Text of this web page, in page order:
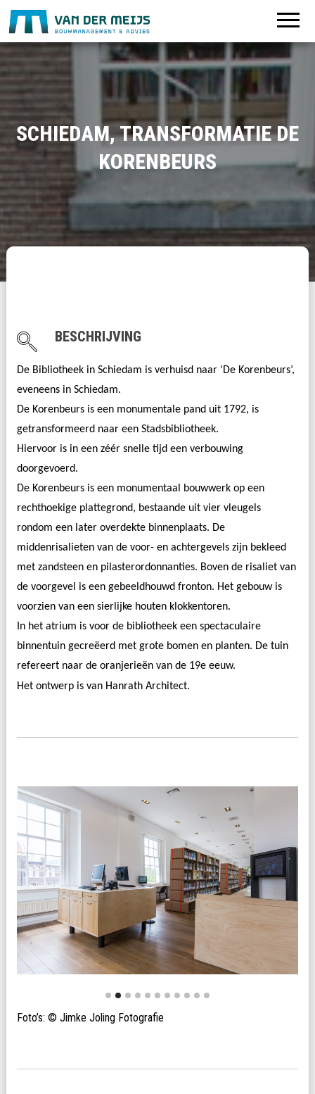
SCHIEDAM, TRANSFORMATIE DE
KORENBEURS
BESCHRIJVING
De Bibliotheek in Schiedam is verhuisd naar ‘De Korenbeurs’,
eveneens in Schiedam.
De Korenbeurs is een monumentale pand uit 1792, is
getransformeerd naar een Stadsbibliotheek.
Hiervoor is in een zéér snelle tijd een verbouwing
doorgevoerd.
De Korenbeurs is een monumentaal bouwwerk op een
rechthoekige plattegrond, bestaande uit vier vleugels
rondom een later overdekte binnenplaats. De
middenrisalieten van de voor- en achtergevels zijn bekleed
met zandsteen en pilasterordonnanties. Boven de risaliet van
de voorgevel is een gebeeldhouwd fronton. Het gebouw is
voorzien van een sierlijke houten klokkentoren.
In het atrium is voor de bibliotheek een spectaculaire
binnentuin gecreëerd met grote bomen en planten. De tuin
refereert naar de oranjerieën van de 19e eeuw.
Het ontwerp is van Hanrath Architect.
Foto’s: © Jimke Joling Fotografie